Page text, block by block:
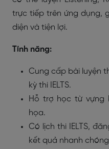
trực tiếp trên ứng dụng,
diện và tiện lợi.
Tính năng:
Cung cấp bài luyện
kỳ thi IELTS.
Hỗ trợ học từ vựng
họa.
Có lịch thi IELTS,
kết quả nhanh